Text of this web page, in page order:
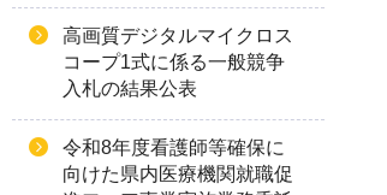
高画質デジタルマイクロス
コープ1式に係る一般競争
入札の結果公表
令和8年度看護師等確保に
向けた県内医療機関就職促